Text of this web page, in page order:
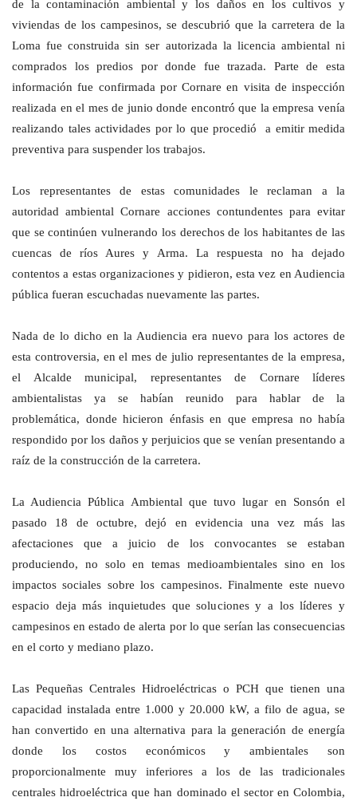
de la contaminación ambiental y los daños en los cultivos y
viviendas de los campesinos, se descubrió que la carretera de la
Loma fue construida sin ser autorizada la licencia ambiental ni
comprados los predios por donde fue trazada. Parte de esta
información fue confirmada por Cornare en visita de inspección
realizada en el mes de junio donde encontró que la empresa venía
realizando tales actividades por lo que procedió a emitir medida
preventiva para suspender los trabajos.
Los representantes de estas comunidades le reclaman a la
autoridad ambiental Cornare acciones contundentes para evitar
que se continúen vulnerando los derechos de los habitantes de las
cuencas de ríos Aures y Arma. La respuesta no ha dejado
contentos a estas organizaciones y pidieron, esta vez en Audiencia
pública fueran escuchadas nuevamente las partes.
Nada de lo dicho en la Audiencia era nuevo para los actores de
esta controversia, en el mes de julio representantes de la empresa,
el Alcalde municipal, representantes de Cornare líderes
ambientalistas ya se habían reunido para hablar de la
problemática, donde hicieron énfasis en que empresa no había
respondido por los daños y perjuicios que se venían presentando a
raíz de la construcción de la carretera.
La Audiencia Pública Ambiental que tuvo lugar en Sonsón el
pasado 18 de octubre, dejó en evidencia una vez más las
afectaciones que a juicio de los convocantes se estaban
produciendo, no solo en temas medioambientales sino en los
impactos sociales sobre los campesinos. Finalmente este nuevo
espacio deja más inquietudes que soluciones y a los líderes y
campesinos en estado de alerta por lo que serían las consecuencias
en el corto y mediano plazo.
Las Pequeñas Centrales Hidroeléctricas o PCH que tienen una
capacidad instalada entre 1.000 y 20.000 kW, a filo de agua, se
han convertido en una alternativa para la generación de energía
donde los costos económicos y ambientales son
proporcionalmente muy inferiores a los de las tradicionales
centrales hidroeléctrica que han dominado el sector en Colombia,